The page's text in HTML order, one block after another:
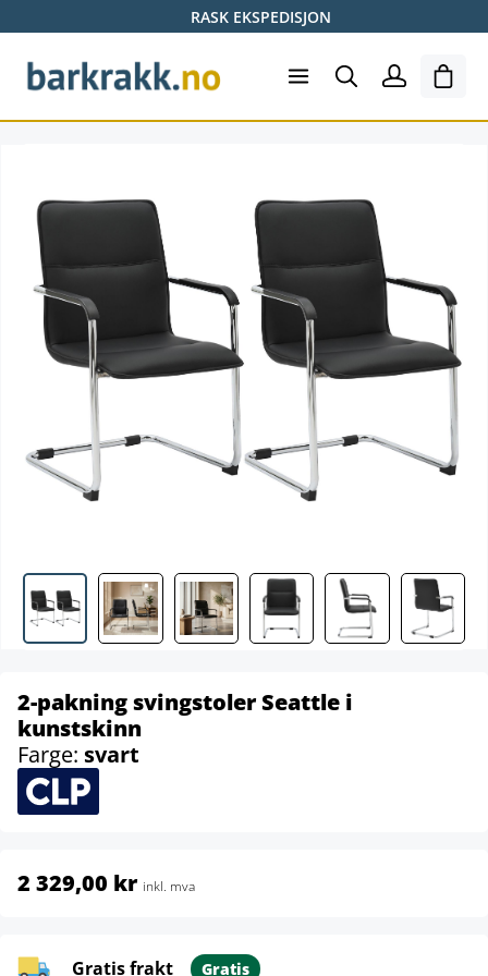
RASK EKSPEDISJON
2-pakning svingstoler Seattle i
kunstskinn
Farge: svart
2 329,00 kr inkl. mva
Gratis frakt Gratis